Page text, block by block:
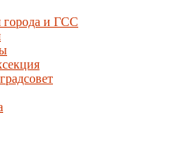
города и ГСС